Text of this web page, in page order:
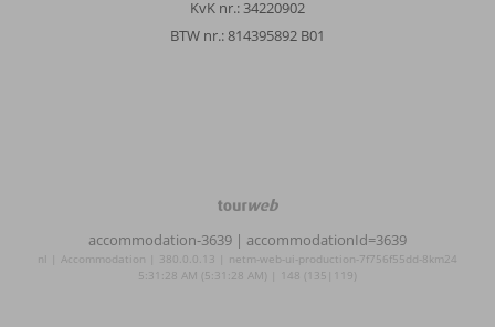
KvK nr.: 34220902
BTW nr.: 814395892 B01
TourWeb
NetMatch
accommodation-3639 | accommodationId=3639
nl | Accommodation | 380.0.0.13 | netm-web-ui-production-7f756f55dd-8km24
5:31:28 AM (5:31:28 AM) | 148 (135|119)